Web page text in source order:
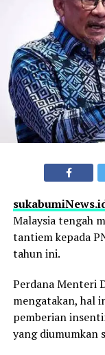
Malaysia tengah
tantiem kepada
tahun ini.
Perdana Menteri
mengatakan, hal
pemberian
yang diumumkan